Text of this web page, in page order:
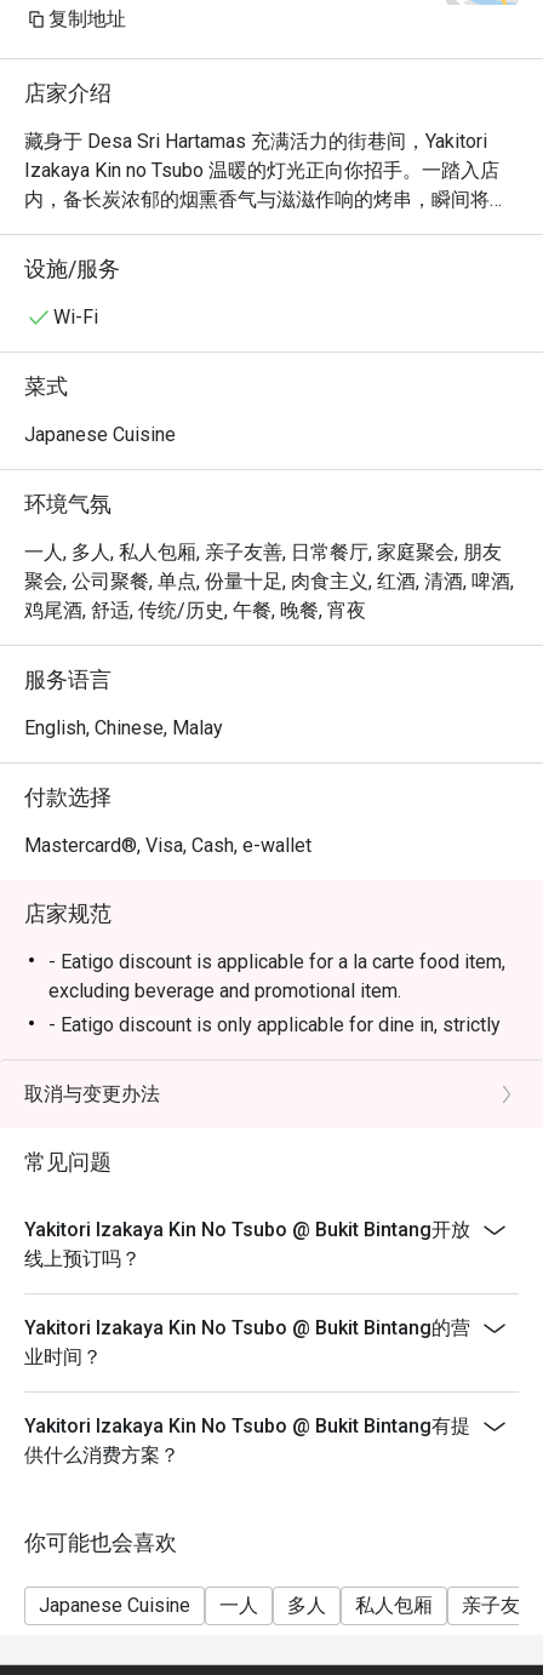
复制地址
店家介绍
藏身于 Desa Sri Hartamas 充满活力的街巷间，Yakitori
Izakaya Kin no Tsubo 温暖的灯光正向你招手。一踏入店
内，备长炭浓郁的烟熏香气与滋滋作响的烤串，瞬间将你
带到传统的姬路居酒屋。食客们的热络交谈声、清酒杯规
律的碰撞声，以及师傅们专业地扇着炉火的身影，共同交
织出让人身临其境的氛围。这家深受本地人喜爱的宝藏小
店，是所有在吉隆坡寻觅正宗日式居酒屋体验的人，绝不
无论是想快速解决晚餐，或与好友畅聊整晚，这里的独特
魅力都将让你回味无穷：
腿肉到香脆的鸡皮，每一串都附着了恰到好处的迷人炭
香。这份由日籍老板亲自把关、对正宗姬路风味的坚持，
在每一口都能真实感受到。正是这份温暖真诚的待客之
道，搭配热闹而温馨的环境，将一顿简单的餐点，升华为
一段珍藏在心底的美好回忆。
🍽️ 精选推荐
・Momo (鸡腿肉) | 烤至恰到好处的鸡腿肉串，口感鲜嫩多
汁，仅以薄盐简单调味，更能凸显食材原味。
独门日式甜咸酱汁，风味浓郁。
・Butabara (猪五花) | 烤得外层香脆、入口即化的猪五花
串，带着迷人的炭烧焦香。
鲜嫩多汁。
🥤 招牌饮品
・精选清酒 | 店家精心挑选一系列优质清酒，从清爽辛口
到馥郁香醇，任君选择。
・Highball | 日式居酒屋的经典消暑圣品，完美比例调制，
也能品尝地道的日本风味。
设施/服务
Wi-Fi
菜式
Japanese Cuisine
环境气氛
一人, 多人, 私人包厢, 亲子友善, 日常餐厅, 家庭聚会, 朋友
聚会, 公司聚餐, 单点, 份量十足, 肉食主义, 红酒, 清酒, 啤酒,
鸡尾酒, 舒适, 传统/历史, 午餐, 晚餐, 宵夜
服务语言
English, Chinese, Malay
付款选择
Mastercard®, Visa, Cash, e-wallet
店家规范
- Eatigo discount is applicable for a la carte food item,
excluding beverage and promotional item.
- Eatigo discount is only applicable for dine in, strictly
NOT for takeaway.
- Wagyu not applicable for discount
in your reservation, not more. If your party size changes
please edit your reservation. If you arrive with more
both your table and discount altogether.
- Seating preference is subject to restaurant's
discretion. The restaurant may ask you to wait during
peak hour.
- Please show your reservation code upon arrival.
取消与变更办法
常见问题
Yakitori Izakaya Kin No Tsubo @ Bukit Bintang开放
线上预订吗？
Yakitori Izakaya Kin No Tsubo @ Bukit Bintang的营
业时间？
Yakitori Izakaya Kin No Tsubo @ Bukit Bintang有提
供什么消费方案？
你可能也会喜欢
Japanese Cuisine 一人 多人 私人包厢 亲子友善